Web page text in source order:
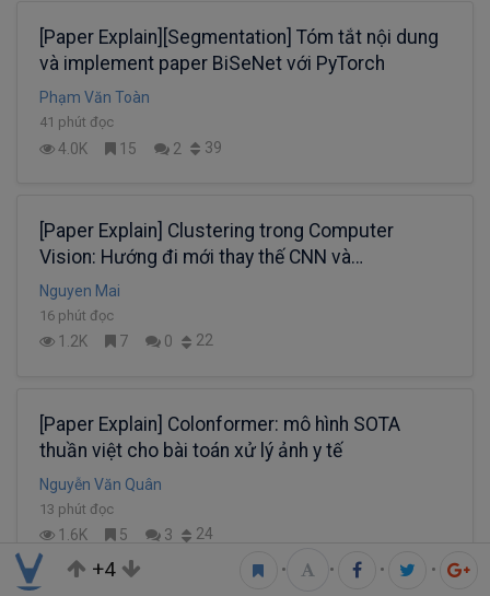
[Paper Explain][Segmentation] Tóm tắt nội dung
và implement paper BiSeNet với PyTorch
Phạm Văn Toàn
41 phút đọc
4.0K 15 2 39
[Paper Explain] Clustering trong Computer
Vision: Hướng đi mới thay thế CNN và
Transformer?
Nguyen Mai
16 phút đọc
1.2K 7 0 22
[Paper Explain] Colonformer: mô hình SOTA
thuần việt cho bài toán xử lý ảnh y tế
Nguyễn Văn Quân
13 phút đọc
1.6K 5 3 24
+4 • • • •